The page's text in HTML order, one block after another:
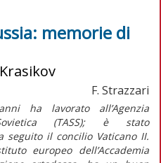
memorie di
F. Strazzari
ha lavorato all’Agenzia
(TASS); è stato
seguito il concilio Vaticano II.
europeo dell’Accademia